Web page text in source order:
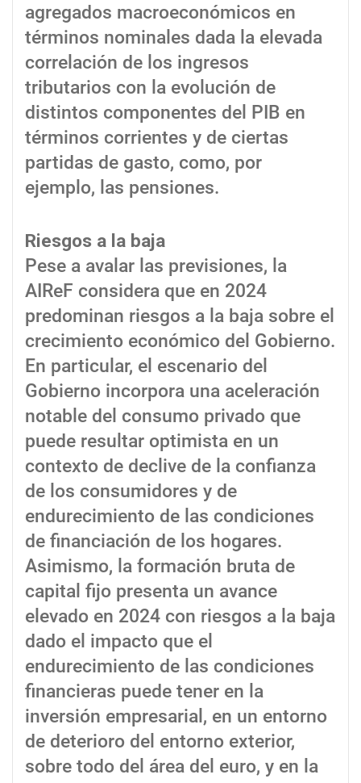
agregados macroeconómicos en
términos nominales dada la elevada
correlación de los ingresos
tributarios con la evolución de
distintos componentes del PIB en
términos corrientes y de ciertas
partidas de gasto, como, por
ejemplo, las pensiones.
Riesgos a la baja
Pese a avalar las previsiones, la
AIReF considera que en 2024
predominan riesgos a la baja sobre el
crecimiento económico del Gobierno.
En particular, el escenario del
Gobierno incorpora una aceleración
notable del consumo privado que
puede resultar optimista en un
contexto de declive de la confianza
de los consumidores y de
endurecimiento de las condiciones
de financiación de los hogares.
Asimismo, la formación bruta de
capital fijo presenta un avance
elevado en 2024 con riesgos a la baja
dado el impacto que el
endurecimiento de las condiciones
financieras puede tener en la
inversión empresarial, en un entorno
de deterioro del entorno exterior,
sobre todo del área del euro, y en la